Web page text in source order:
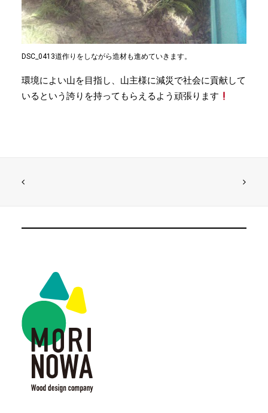
DSC_0413道作りをしながら造材も進めていきます。
環境によい山を目指し、山主様に減災で社会に貢献して
いるという誇りを持ってもらえるよう頑張ります